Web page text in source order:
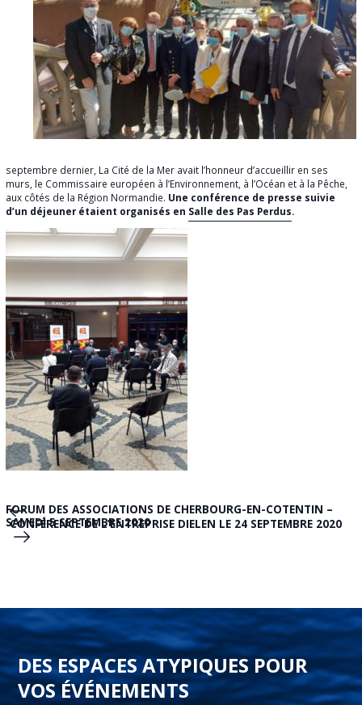
septembre dernier, La Cité de la Mer avait l’honneur d’accueillir en ses
murs, le Commissaire européen à l’Environnement, à l’Océan et à la Pêche,
aux côtés de la Région Normandie. Une conférence de presse suivie
d’un déjeuner étaient organisés en Salle des Pas Perdus.
CONFÉRENCE DE L’ENTREPRISE DIELEN LE 24 SEPTEMBRE 2020
FORUM DES ASSOCIATIONS DE CHERBOURG-EN-COTENTIN –
SAMEDI 5 SEPTEMBRE 2020
DES ESPACES ATYPIQUES POUR
VOS ÉVÉNEMENTS